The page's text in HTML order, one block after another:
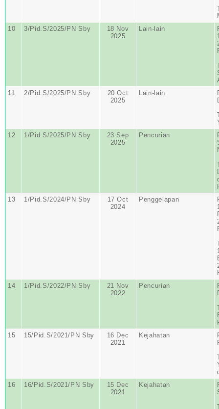
10
3/Pid.S/2025/PN Sby
18 Nov
2025
Lain-lain
11
2/Pid.S/2025/PN Sby
20 Oct
2025
Lain-lain
12
1/Pid.S/2025/PN Sby
23 Sep
2025
Pencurian
13
1/Pid.S/2024/PN Sby
17 Oct
2024
Penggelapan
14
1/Pid.S/2022/PN Sby
21 Nov
2022
Pencurian
15
15/Pid.S/2021/PN Sby
16 Dec
2021
Kejahatan
16
16/Pid.S/2021/PN Sby
15 Dec
2021
Kejahatan